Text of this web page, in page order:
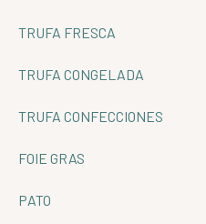
TRUFA FRESCA
TRUFA CONGELADA
TRUFA CONFECCIONES
FOIE GRAS
PATO